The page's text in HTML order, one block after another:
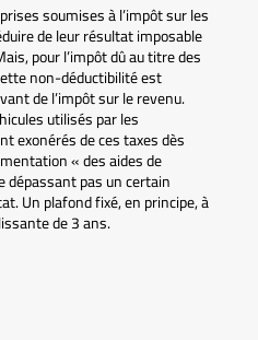
soumises à l’impôt sur les
de leur résultat imposable
pour l’impôt dû au titre des
non-déductibilité est
de l’impôt sur le revenu.
utilisés par les
exonérés de ces taxes dès
« des aides de
pas un certain
Un plafond fixé, en principe, à
de 3 ans.